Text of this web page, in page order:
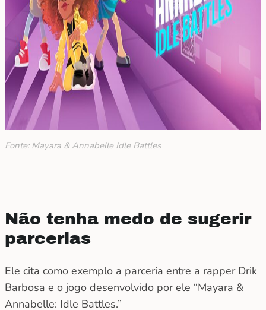
Fonte: Mayara & Annabelle Idle Battles
Não tenha medo de sugerir
parcerias
Ele cita como exemplo a parceria entre a rapper Drik
Barbosa e o jogo desenvolvido por ele “Mayara &
Annabelle: Idle Battles.”